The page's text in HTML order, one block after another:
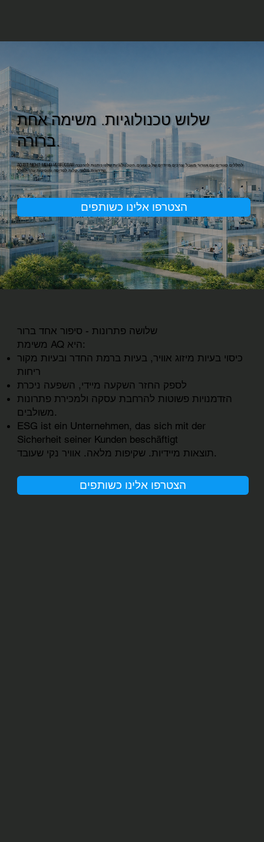
שלוש טכנולוגיות. משימה אחת
ברורה.
הצטרפו אלינו כשותפים
AQ IST NICHT MEHR VERFÜGBAR לחללים סגורים עם אוורור מוגבל וצרכים מיידיים של ביצועים. הטכנולוגיות שלנו ניתנות להרכבה
שדרוגית מלאה, קלות לפריסה ומוסיפות ערך לחלל.
שלושה פתרונות - סיפור אחד ברור
משימת AQ היא:
כיסוי בעיות מיזוג אוויר, בעיות ברמת החדר ובעיות מקור
ריחות
לספק החזר השקעה מיידי, השפעה ניכרת
הזדמנויות פשוטות להרחבת עסקה ולמכירת פתרונות
משולבים.
ESG ist ein Unternehmen, das sich mit der
Sicherheit seiner Kunden beschäftigt
תוצאות מיידיות. שקיפות מלאה. אוויר נקי שעובד.
הצטרפו אלינו כשותפים